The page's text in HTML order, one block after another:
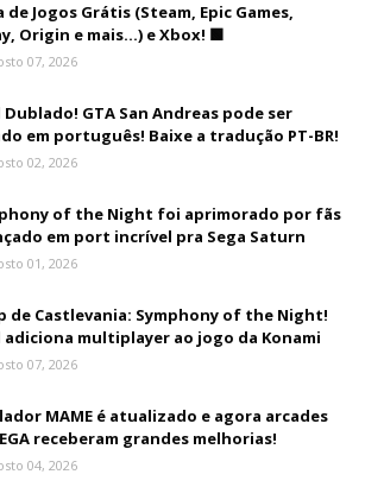
de Jogos Grátis (Steam, Epic Games,
Origin e mais...) e Xbox! 🟩
07, 2026
Dublado! GTA San Andreas pode ser
em português! Baixe a tradução PT-BR!
02, 2026
of the Night foi aprimorado por fãs
em port incrível pra Sega Saturn
01, 2026
de Castlevania: Symphony of the Night!
adiciona multiplayer ao jogo da Konami
07, 2026
MAME é atualizado e agora arcades
receberam grandes melhorias!
04, 2026